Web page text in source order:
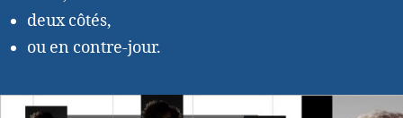
deux côtés,
ou en contre-jour.